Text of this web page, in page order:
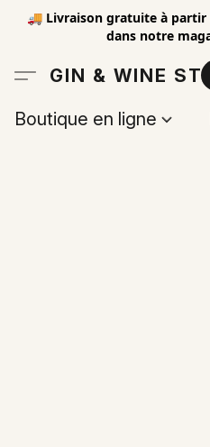
🚚 Livraison gratuite à
dans notre
GIN & WINE
Boutique en ligne